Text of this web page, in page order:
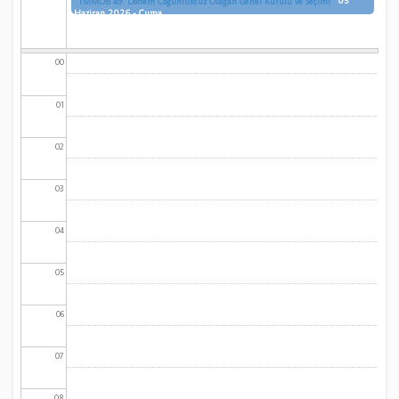
Haziran 2026 - Cuma
00
01
02
03
04
05
06
07